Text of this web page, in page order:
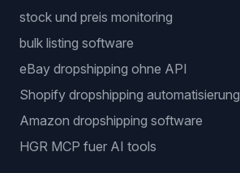
stock und preis monitoring
bulk listing software
eBay dropshipping ohne API
Shopify dropshipping automatisierung
Amazon dropshipping software
HGR MCP fuer AI tools